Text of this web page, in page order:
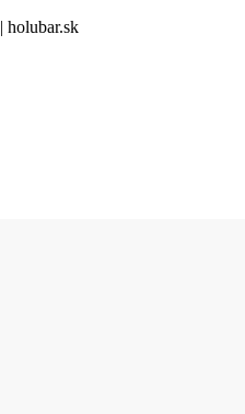
| holubar.sk